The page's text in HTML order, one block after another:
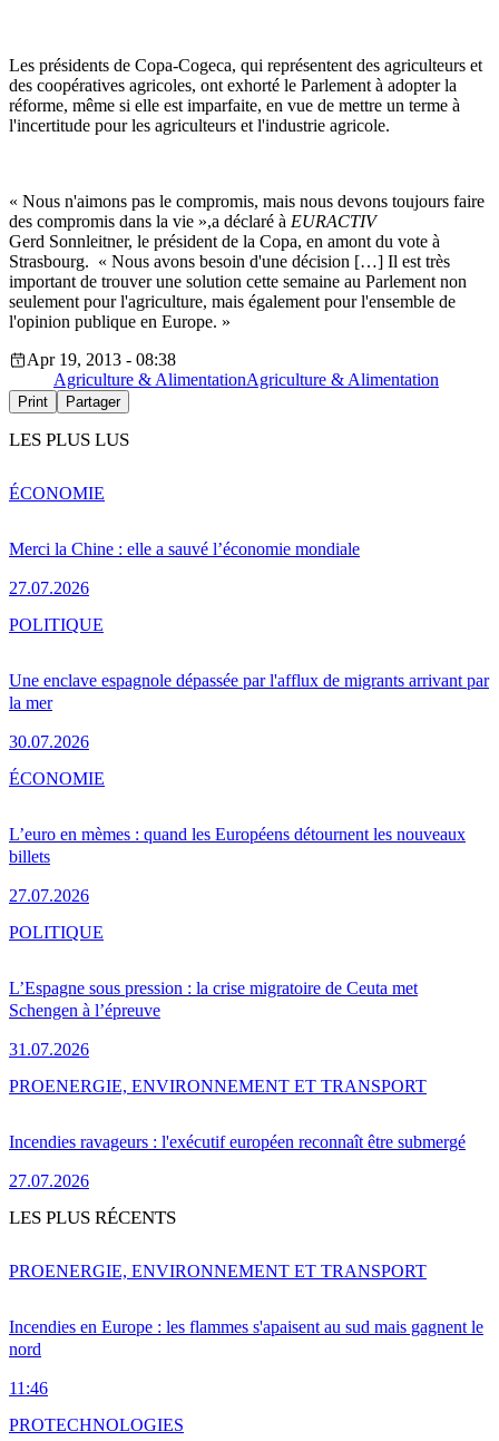
Les présidents de Copa-Cogeca, qui représentent des agriculteurs et
des coopératives agricoles, ont exhorté le Parlement à adopter la
réforme, même si elle est imparfaite, en vue de mettre un terme à
l'incertitude pour les agriculteurs et l'industrie agricole.
« Nous n'aimons pas le compromis, mais nous devons toujours faire
des compromis dans la vie »,a déclaré à EURACTIV
Gerd Sonnleitner, le président de la Copa, en amont du vote à
Strasbourg. « Nous avons besoin d'une décision […] Il est très
important de trouver une solution cette semaine au Parlement non
seulement pour l'agriculture, mais également pour l'ensemble de
l'opinion publique en Europe. »
Apr 19, 2013 - 08:38
Agriculture & AlimentationAgriculture & Alimentation
Print Partager
LES PLUS LUS
Merci la Chine : elle a sauvé l’économie mondiale
27.07.2026
ÉCONOMIE
Une enclave espagnole dépassée par l'afflux de migrants arrivant par
la mer
30.07.2026
POLITIQUE
L’euro en mèmes : quand les Européens détournent les nouveaux
billets
27.07.2026
ÉCONOMIE
L’Espagne sous pression : la crise migratoire de Ceuta met
Schengen à l’épreuve
31.07.2026
POLITIQUE
Incendies ravageurs : l'exécutif européen reconnaît être submergé
27.07.2026
PROENERGIE, ENVIRONNEMENT ET TRANSPORT
LES PLUS RÉCENTS
Incendies en Europe : les flammes s'apaisent au sud mais gagnent le
nord
11:46
PROENERGIE, ENVIRONNEMENT ET TRANSPORT
PROTECHNOLOGIES